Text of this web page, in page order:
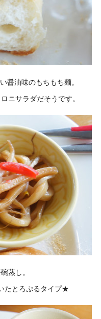
油味のもちもち麺。
ニサラダだそうです。
蒸し。
たとろぷるタイプ★